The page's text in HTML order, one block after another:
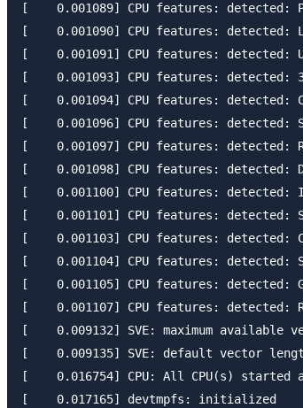
[    0.001089] CPU features: detected:
[    0.001090] CPU features: detected:
[    0.001091] CPU features: detected:
[    0.001093] CPU features: detected:
[    0.001094] CPU features: detected:
[    0.001096] CPU features: detected:
[    0.001097] CPU features: detected:
[    0.001098] CPU features: detected:
[    0.001100] CPU features:
[    0.001101] CPU features: detected:
[    0.001103] CPU features: detected:
[    0.001104] CPU features: detected:
[    0.001105] CPU features: detected:
[    0.001107] CPU features: detected:
[    0.009132] SVE: maximum available
[    0.009135] SVE: default vector
[    0.016754] CPU: All CPU(s) started
[    0.017165] devtmpfs: initialized